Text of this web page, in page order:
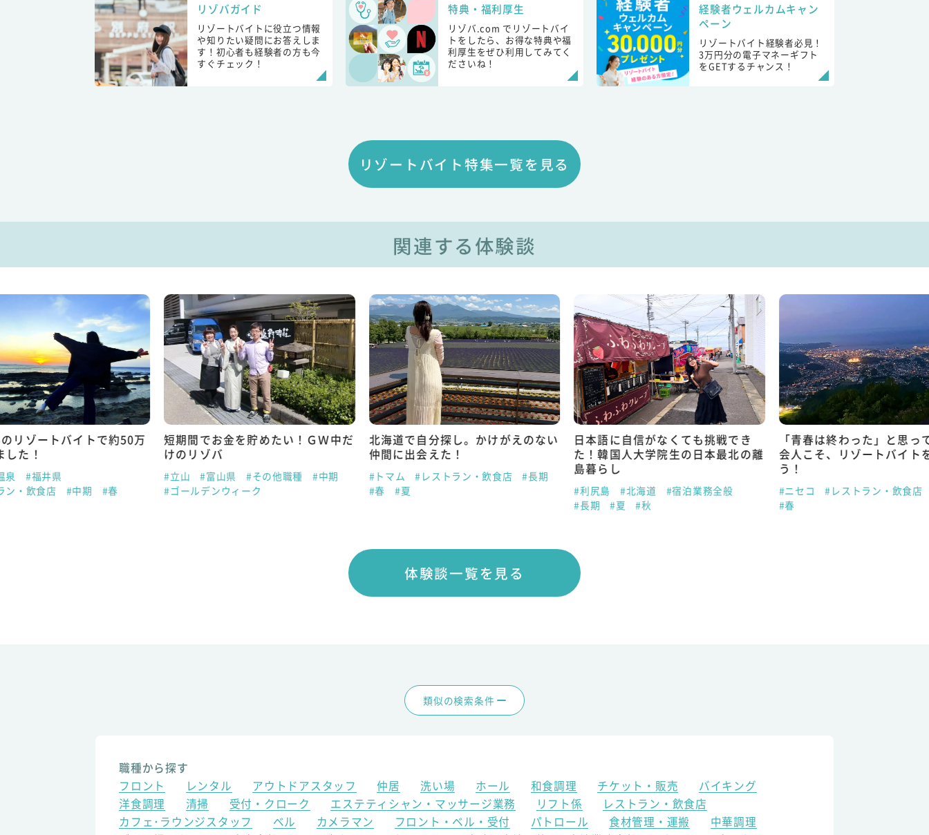
リゾバガイド
リゾートバイトに役立つ情報
や知りたい疑問にお答えしま
す！初心者も経験者の方も今
すぐチェック！
特典・福利厚生
リゾバ.com でリゾートバイ
トをしたら、お得な特典や福
利厚生をぜひ利用してみてく
ださいね！
経験者ウェルカムキャン
ペーン
リゾートバイト経験者必見！
3万円分の電子マネーギフト
をGETするチャンス！
リゾートバイト特集一覧を見る
関連する体験談
リゾートバイトで約50万
した！
泉
#福井県
ン・飲食店
#中期 #春
短期間でお金を貯めたい！ＧＷ中だ
けのリゾバ
#立山 #富山県 #その他職種
#中期
#ゴールデンウィーク
北海道で自分探し。かけがえのない
仲間に出会えた！
#トマム #レストラン・飲食店
#長期
#春
#夏
日本語に自信がなくても挑戦でき
た！韓国人大学院生の日本最北の離
島暮らし
#利尻島 #北海道
#宿泊業務全般
#長期
#夏 #秋
「青春は終わった」と思っ
会人こそ、リゾートバイト
う！
#ニセコ
#レストラン・飲食店
#春
体験談一覧を見る
類似の検索条件
職種から探す
フロント
レンタル アウトドアスタッフ 仲居 洗い場 ホール 和食調理 チケット・販売
バイキング
洋食調理
清掃 受付・クローク エステティシャン・マッサージ業務 リフト係
レストラン・飲食店
カフェ･ラウンジスタッフ
ベル カメラマン フロント・ベル・受付 パトロール 食材管理・運搬
中華調理